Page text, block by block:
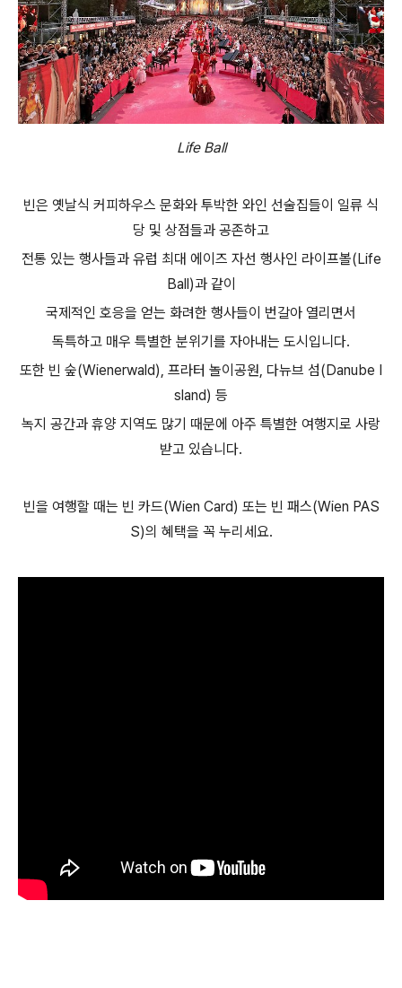
Life Ball
빈은 옛날식 커피하우스 문화와 투박한 와인 선술집들이 일류 식
당 및 상점들과 공존하고
전통 있는 행사들과 유럽 최대 에이즈 자선 행사인 라이프볼(Life
Ball)과 같이
국제적인 호응을 얻는 화려한 행사들이 번갈아 열리면서
독특하고 매우 특별한 분위기를 자아내는 도시입니다.
또한 빈 숲(Wienerwald), 프라터 놀이공원, 다뉴브 섬(Danube I
sland) 등
녹지 공간과 휴양 지역도 많기 때문에 아주 특별한 여행지로 사랑
받고 있습니다.
빈을 여행할 때는 빈 카드(Wien Card) 또는 빈 패스(Wien PAS
S)의 혜택을 꼭 누리세요.